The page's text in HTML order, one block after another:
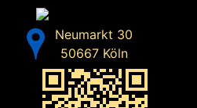
Neumarkt 30
50667 Köln